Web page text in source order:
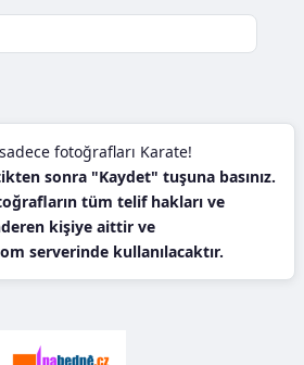
fotoğrafları Karate!
sonra "Kaydet" tuşuna basınız.
tüm telif hakları ve
kişiye aittir ve
serverinde kullanılacaktır.